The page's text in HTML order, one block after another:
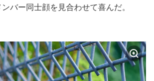
バー同士顔を見合わせて喜んだ。